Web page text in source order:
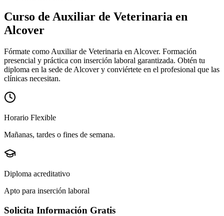
Curso de Auxiliar de Veterinaria en
Alcover
Fórmate como Auxiliar de Veterinaria en Alcover. Formación
presencial y práctica con inserción laboral garantizada. Obtén tu
diploma en la sede de Alcovery conviértete en el profesional que las
clínicas necesitan.
Horario Flexible
Mañanas, tardes o fines de semana.
Diploma acreditativo
Apto para inserción laboral
Solicita Información Gratis